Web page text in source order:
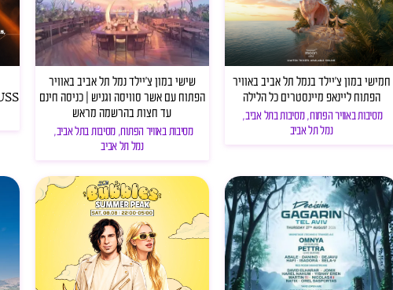
חמישי במון צ׳יילד בנמל תל אביב באוויר
הפתוח ליינאפ מיינסטרים כל הלילה
מסיבות באוויר הפתוח,מסיבות בתל אביב,
נמל תל אביב
שישי במון צ׳יילד נמל תל אביב באוויר
הפתוח עם אשר סוויסה וגניש | כניסה חינם
עד חצות בהרשמה מראש
מסיבות באוויר הפתוח, מסיבות בתל אביב,
נמל תל אביב